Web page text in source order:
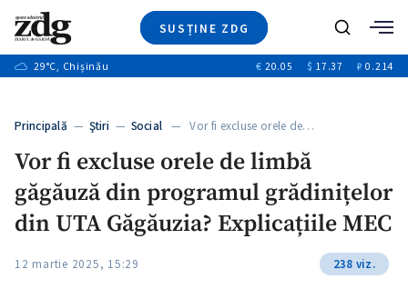
SUSȚINE ZDG
Ştiri
+6
Special
+1
+1
Blog
+2
ZdGust
Caută
29°C, Chișinău € 20.05 $ 17.37 ₽ 0.214
Principală — Ştiri — Social — Vor fi excluse orele de…
Vor fi excluse orele de limbă
găgăuză din programul grădinițelor
din UTA Găgăuzia? Explicațiile MEC
12 martie 2025, 15:29 238 viz.